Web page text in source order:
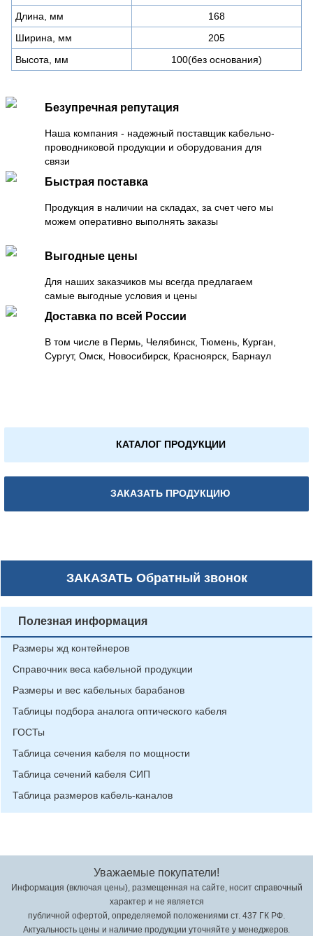
Длина, мм
168
Ширина, мм
205
Высота, мм
100(без основания)
Безупречная репутация
Наша компания - надежный поставщик кабельно-
проводниковой продукции и оборудования для
связи
Быстрая поставка
Продукция в наличии на складах, за счет чего мы
можем оперативно выполнять заказы
Выгодные цены
Для наших заказчиков мы всегда предлагаем
самые выгодные условия и цены
Доставка по всей России
В том числе в Пермь, Челябинск, Тюмень, Курган,
Сургут, Омск, Новосибирск, Красноярск, Барнаул
КАТАЛОГ ПРОДУКЦИИ
ЗАКАЗАТЬ ПРОДУКЦИЮ
ЗАКАЗАТЬОбратный звонок
Полезная информация
Размеры жд контейнеров
Справочник веса кабельной продукции
Размеры и вес кабельных барабанов
Таблицы подбора аналога оптического кабеля
ГОСТы
Таблица сечения кабеля по мощности
Таблица сечений кабеля СИП
Таблица размеров кабель-каналов
Уважаемые покупатели!
Информация (включая цены), размещенная на сайте, носит справочный
характер и не является
публичной офертой, определяемой положениями ст. 437 ГК РФ.
Актуальность цены и наличие продукции уточняйте у менеджеров.